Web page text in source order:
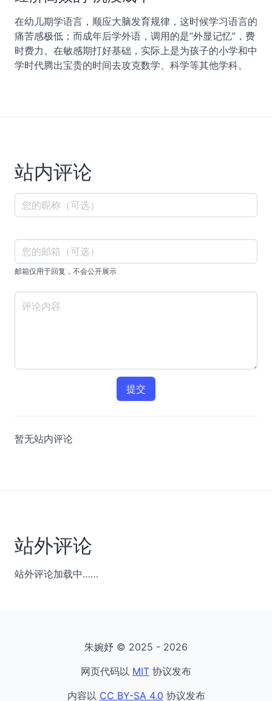
在幼儿期学语言，顺应大脑发育规律，这时候学习语言的
痛苦感极低；而成年后学外语，调用的是“外显记忆”，费
时费力。在敏感期打好基础，实际上是为孩子的小学和中
学时代腾出宝贵的时间去攻克数学、科学等其他学科。
站内评论
邮箱仅用于回复，不会公开展示
提交
暂无站内评论
站外评论
站外评论加载中……
朱婉妤 © 2025 - 2026
网页代码以 MIT 协议发布
内容以 CC BY-SA 4.0 协议发布